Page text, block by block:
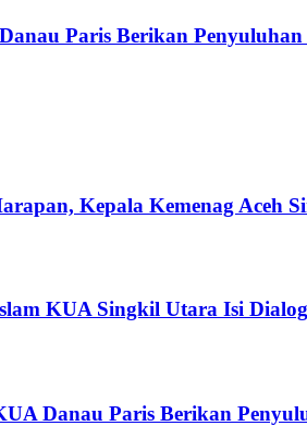
Paris Berikan
Kepala Kemenag Aceh
KUA Singkil Utara Isi
Danau Paris Berikan